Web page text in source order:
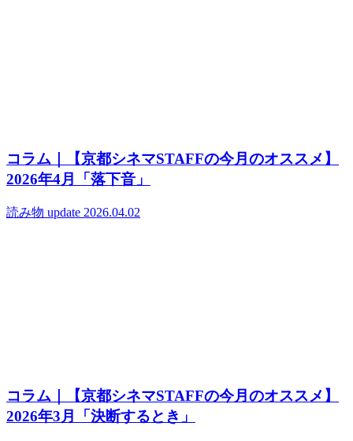
コラム｜【京都シネマSTAFFの今月のオススメ】
2026年4月「落下音」
読み物 update 2026.04.02
コラム｜【京都シネマSTAFFの今月のオススメ】
2026年3月「決断するとき」